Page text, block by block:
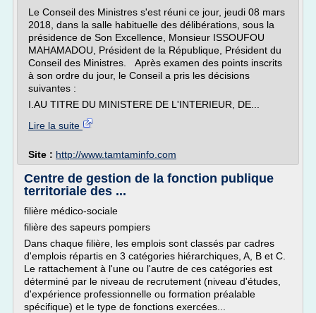
Le Conseil des Ministres s'est réuni ce jour, jeudi 08 mars
2018, dans la salle habituelle des délibérations, sous la
présidence de Son Excellence, Monsieur ISSOUFOU
MAHAMADOU, Président de la République, Président du
Conseil des Ministres. Après examen des points inscrits
à son ordre du jour, le Conseil a pris les décisions
suivantes :
I.AU TITRE DU MINISTERE DE L'INTERIEUR, DE...
Lire la suite
Site : http://www.tamtaminfo.com
Centre de gestion de la fonction publique
territoriale des ...
filière médico-sociale
filière des sapeurs pompiers
Dans chaque filière, les emplois sont classés par cadres
d'emplois répartis en 3 catégories hiérarchiques, A, B et C.
Le rattachement à l'une ou l'autre de ces catégories est
déterminé par le niveau de recrutement (niveau d'études,
d'expérience professionnelle ou formation préalable
spécifique) et le type de fonctions exercées...